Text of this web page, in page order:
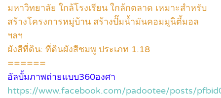
มหาวิทยาลัย ใกล้โรงเรียน ใกล้กตลาด เหมาะสำหรับ
สร้างโครงการหมู่บ้าน สร้างปั๊มน้ำมันคอมมูนิตี้มอล
ฯลฯ
ผังสีที่ดิน: ที่ดินผังสีชมพู ประเภท 1.18
======
อัลบั้มภาพถ่ายแบบ360องศา
https://www.facebook.com/padootee/posts/